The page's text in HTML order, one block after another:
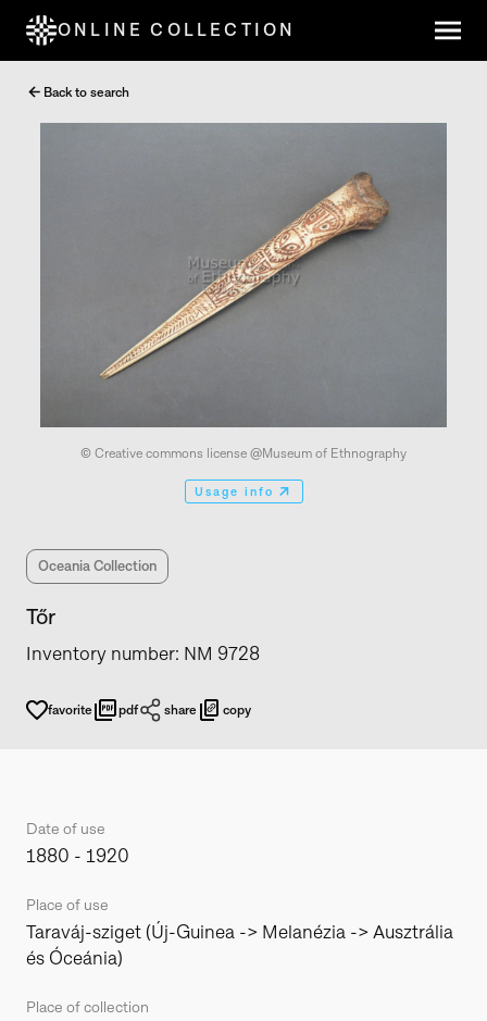
ONLINE COLLECTION
Back to search
© Creative commons license @Museum of Ethnography
Usage info
Oceania Collection
Tőr
Inventory number: NM 9728
favorite pdf share copy
Date of use
1880 - 1920
Place of use
Taraváj-sziget (Új-Guinea -> Melanézia -> Ausztrália
és Óceánia)
Place of collection